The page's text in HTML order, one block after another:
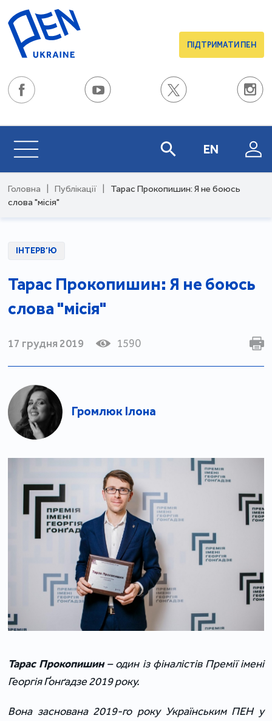
ПІДТРИМАТИ ПЕН
EN
Головна Публікації
Тарас Прокопишин: Я не боюсь
слова "місія"
ІНТЕРВ’Ю
Тарас Прокопишин: Я не боюсь
слова "місія"
17 грудня 2019 1590
Громлюк Ілона
Тарас Прокопишин– один із фіналістів Премії імені
Георгія Ґонґадзе 2019 року.
Вона заснована 2019-го року Українським ПЕН у